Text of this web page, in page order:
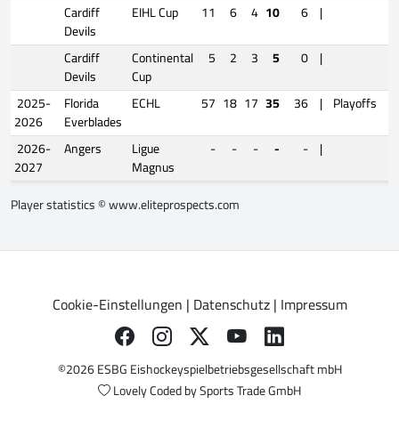
Cardiff
Devils
EIHL Cup 11 6 4 10 6 |
Cardiff
Devils
Continental
Cup
5 2 3 5 0 |
2025-
2026
Florida
Everblades
ECHL 57 18 17 35 36 | Playoffs
2026-
2027
Angers
Ligue
Magnus
- - - - - |
Player statistics ©www.eliteprospects.com
Cookie-Einstellungen | Datenschutz| Impressum
©2026 ESBG Eishockeyspielbetriebsgesellschaft mbH
Lovely Coded bySports Trade GmbH